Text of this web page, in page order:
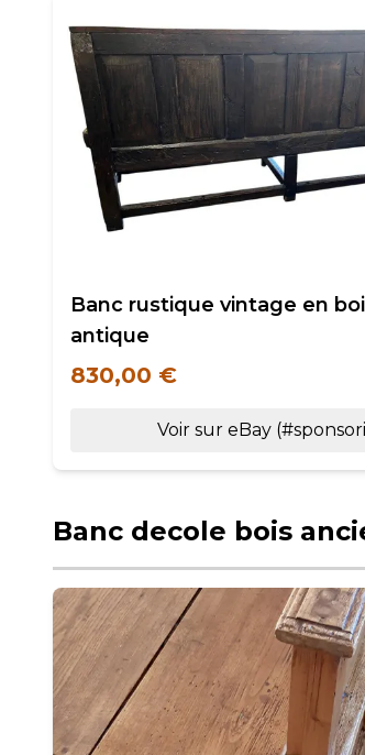
Banc rustique vintage en
antique
830,00 €
Voir sur eBay
Banc decole bois